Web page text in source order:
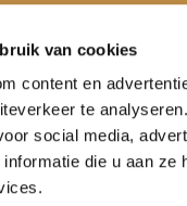
van cookies
content en
te
social media,
die u aan